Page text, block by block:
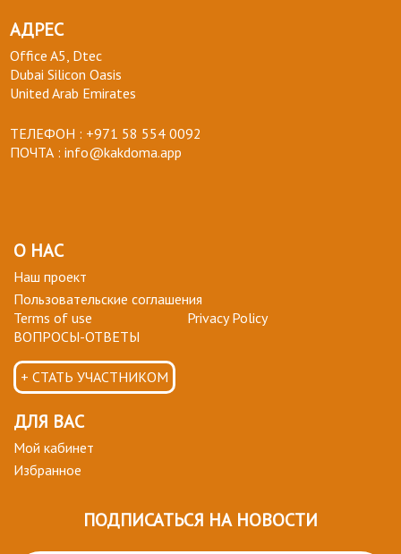
АДРЕС
Office A5, Dtec
Dubai Silicon Oasis
United Arab Emirates
ТЕЛЕФОН : +971 58 554 0092
ПОЧТА : info@kakdoma.app
О НАС
Наш проект
Пользовательские соглашения
Terms of use
Privacy Policy
ВОПРОСЫ-ОТВЕТЫ
+ СТАТЬ УЧАСТНИКОМ
ДЛЯ ВАС
Мой кабинет
Избранное
ПОДПИСАТЬСЯ НА НОВОСТИ